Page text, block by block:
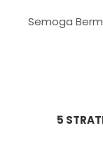
Semoga
5